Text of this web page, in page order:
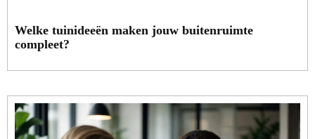
Welke tuinideeën maken jouw buitenruimte
compleet?